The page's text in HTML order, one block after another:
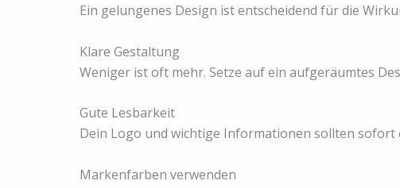
Ein gelungenes Design ist entscheidend für die
Klare Gestaltung
Weniger ist oft mehr. Setze auf ein aufgeräumtes
Gute Lesbarkeit
Dein Logo und wichtige Informationen sollten sofort
Markenfarben verwenden